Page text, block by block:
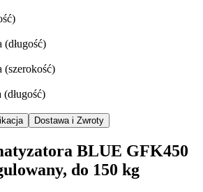
(długość)
(szerokość)
Dostawa i Zwroty
BLUE GFK450
do 150 kg